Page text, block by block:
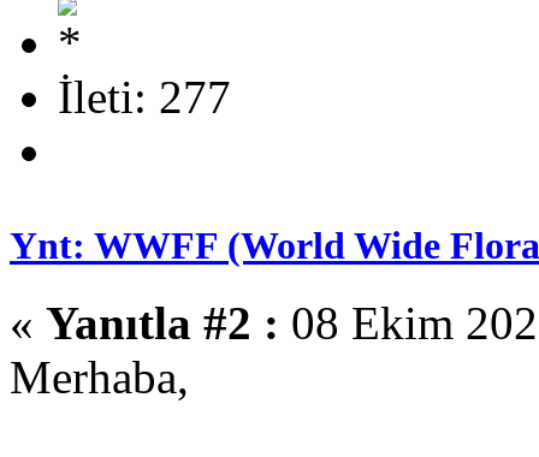
İleti: 277
Ynt: WWFF (World Wide
« Yanıtla #2 : 08 Ekim
Merhaba,